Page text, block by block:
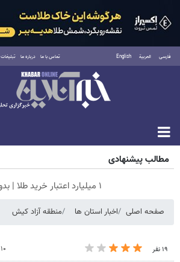
فارسی العربية English تماس با ما درباره ما تبلیغات
پنجشنبه ۱۵ مرداد ۱۴۰۵
مطالب پیشنهادی
۱ میلیارد اعتبار خرید طلا | بدون ضامن و چک
صفحه اصلی اخبار استان ها منطقه آزاد کیش
۱۹ نفر ۱۰ آذر ۱۴۰۳ - ۰۹:۴۸